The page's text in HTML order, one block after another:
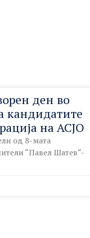
ден во
кандидатите
на АСЈО
од 8-мата
“Павел Шатев“-